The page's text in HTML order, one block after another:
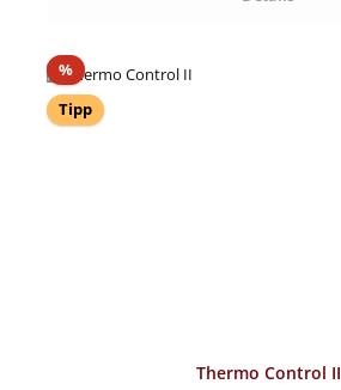
%Rabatt
Tipp
Thermo Control II